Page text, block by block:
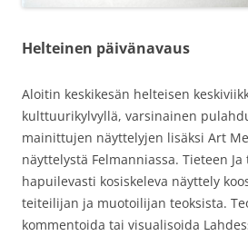
Helteinen päivänavaus
Aloitin keskikesän helteisen
kulttuurikylvyllä, varsinainen
mainittujen näyttelyjen lisäksi Art
näyttelystä Felmanniassa. Tieteen
hapuilevasti kosiskeleva näyttely
teiteilijan ja muotoilijan teoksista.
kommentoida tai visualisoida